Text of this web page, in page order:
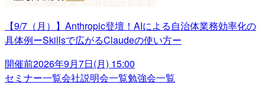
【9/7（月）】Anthropic登壇！AIによる自治体業務効率化の
具体例ーSkillsで広がるClaudeの使い方ー
開催前2026年9月7日(月) 15:00
セミナー一覧会社説明会一覧勉強会一覧